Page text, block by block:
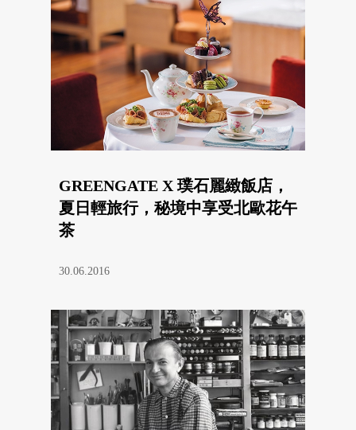
GREENGATE X 璞石麗緻飯店，
夏日輕旅行，秘境中享受北歐花午
茶
30.06.2016